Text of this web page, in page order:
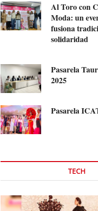
Al Toro con
Moda: un
fusiona
solidaridad
Pasarela
2025
Pasarela
TECH